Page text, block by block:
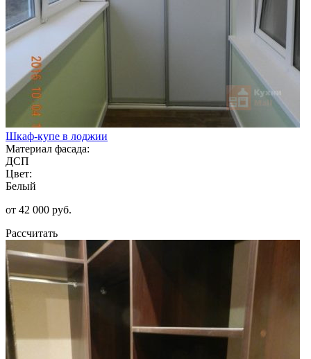
Шкаф-купе в лоджии
Материал фасада:
ДСП
Цвет:
Белый
от 42 000 руб.
Рассчитать